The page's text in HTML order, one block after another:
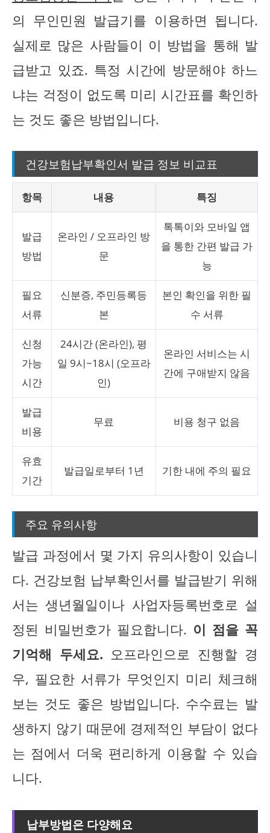
의 무인민원 발급기를 이용하면 됩니다.
실제로 많은 사람들이 이 방법을 통해 발
급받고 있죠. 특정 시간에 방문해야 하느
냐는 걱정이 없도록 미리 시간표를 확인하
는 것도 좋은 방법입니다.
건강보험납부확인서 발급 정보 비교표
항목 내용 특징
발급
방법
온라인 / 오프라인 방
문
톡톡이와 모바일 앱
을 통한 간편 발급 가
능
필요
서류
신분증, 주민등록등
본
본인 확인을 위한 필
수 서류
신청
가능
시간
24시간 (온라인), 평
일 9시~18시 (오프라
인)
온라인 서비스는 시
간에 구애받지 않음
발급
비용
무료 비용 청구 없음
유효
기간
발급일로부터 1년 기한 내에 주의 필요
주요 유의사항
발급 과정에서 몇 가지 유의사항이 있습니
다. 건강보험 납부확인서를 발급받기 위해
서는 생년월일이나 사업자등록번호로 설
정된 비밀번호가 필요합니다. 이 점을 꼭
기억해 두세요. 오프라인으로 진행할 경
우, 필요한 서류가 무엇인지 미리 체크해
보는 것도 좋은 방법입니다. 수수료는 발
생하지 않기 때문에 경제적인 부담이 없다
는 점에서 더욱 편리하게 이용할 수 있습
니다.
납부방법은 다양해요